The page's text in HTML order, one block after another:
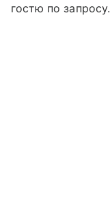
гостю по запросу.